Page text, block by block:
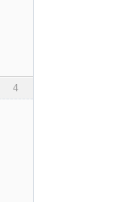
4